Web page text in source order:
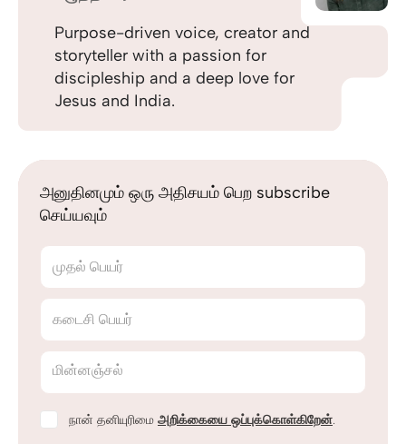
Purpose-driven voice, creator and
storyteller with a passion for
discipleship and a deep love for
Jesus and India.
அனுதினமும் ஒரு அதிசயம் பெற subscribe
செய்யவும்
முதல் பெயர்
கடைசி பெயர்
மின்னஞ்சல்
நான் தனியுரிமை அறிக்கையை ஒப்புக்கொள்கிறேன்.